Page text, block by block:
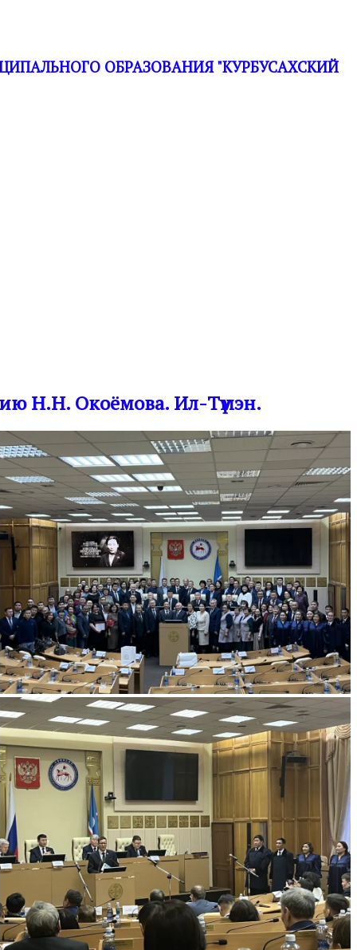
ОБРАЗОВАНИЯ "КУРБУСАХСКИЙ
Н.Н. Окоёмова. Ил-Түмэн.